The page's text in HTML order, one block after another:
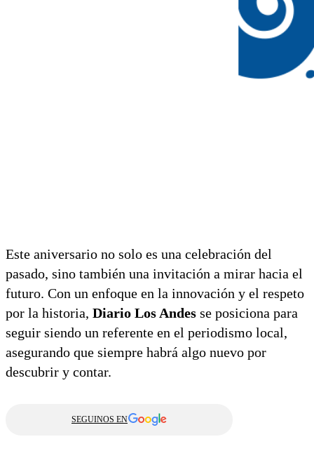
Este aniversario no solo es una celebración del
pasado, sino también una invitación a mirar hacia el
futuro. Con un enfoque en la innovación y el respeto
por la historia, Diario Los Andes se posiciona para
seguir siendo un referente en el periodismo local,
asegurando que siempre habrá algo nuevo por
descubrir y contar.
SEGUINOS EN